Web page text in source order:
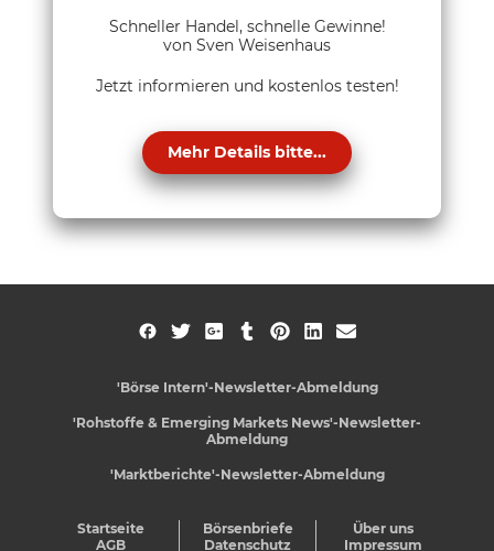
Schneller Handel, schnelle Gewinne!
von Sven Weisenhaus
Jetzt informieren und kostenlos testen!
Mehr Details bitte...
'Börse Intern'-Newsletter-Abmeldung
'Rohstoffe & Emerging Markets News'-Newsletter-
Abmeldung
'Marktberichte'-Newsletter-Abmeldung
Startseite Börsenbriefe
Über uns
AGB
Datenschutz Impressum